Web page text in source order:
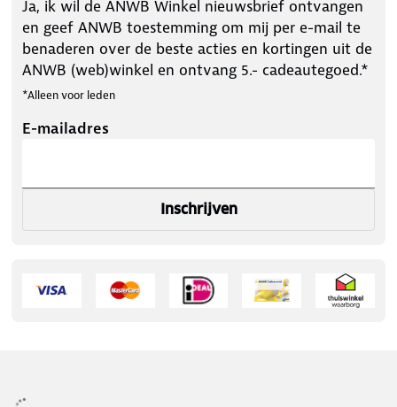
Ja, ik wil de ANWB Winkel nieuwsbrief ontvangen
en geef ANWB toestemming om mij per e-mail te
benaderen over de beste acties en kortingen uit de
ANWB (web)winkel en ontvang 5.- cadeautegoed.*
*Alleen voor leden
E-mailadres
Inschrijven